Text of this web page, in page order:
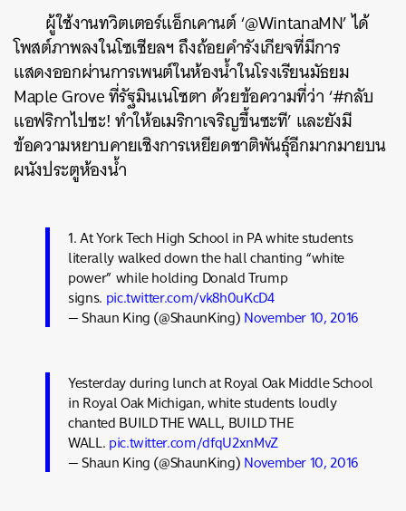
ผู้ใช้งานทวิตเตอร์แอ็กเคานต์ ‘‏@WintanaMN’ ได้
โพสต์ภาพลงในโซเชียลฯ ถึงถ้อยคำรังเกียจที่มีการ
แสดงออกผ่านการเพนต์ในห้องน้ำในโรงเรียนมัธยม
Maple Grove ที่รัฐมินเนโซตา ด้วยข้อความที่ว่า ‘#กลับ
แอฟริกาไปซะ! ทำให้อเมริกาเจริญขึ้นซะที’ และยังมี
ข้อความหยาบคายเชิงการเหยียดชาติพันธ์ุอีกมากมายบน
ผนังประตูห้องน้ำ
1. At York Tech High School in PA white students
literally walked down the hall chanting “white
power” while holding Donald Trump
signs. pic.twitter.com/vk8h0uKcD4
— Shaun King (@ShaunKing)November 10, 2016
Yesterday during lunch at Royal Oak Middle School
in Royal Oak Michigan, white students loudly
chanted BUILD THE WALL, BUILD THE
WALL.pic.twitter.com/dfqU2xnMvZ
— Shaun King (@ShaunKing)November 10, 2016